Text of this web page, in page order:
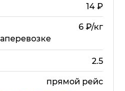
14₽
6 ₽/кг
2.5
прямой рейс